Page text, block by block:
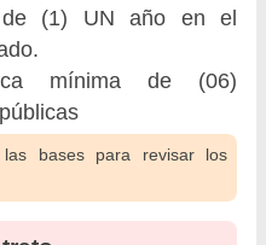
de (1) UN año en el
mínima de (06)
bases para revisar los